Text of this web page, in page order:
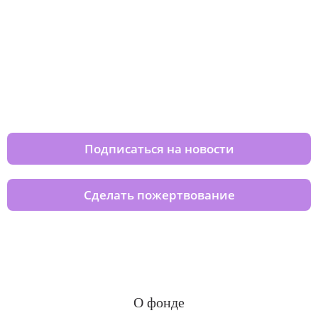
Подписаться на новости
Сделать пожертвование
О фонде